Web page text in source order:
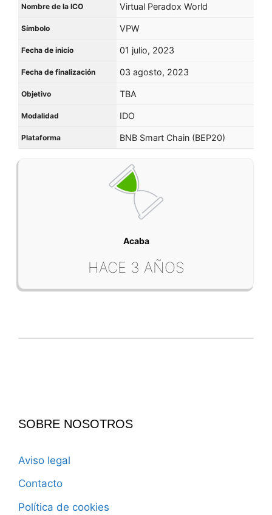
Nombre de la ICO Virtual Peradox World
Símbolo VPW
Fecha de inicio 01 julio, 2023
Fecha de finalización 03 agosto, 2023
Objetivo TBA
Modalidad IDO
Plataforma BNB Smart Chain (BEP20)
Acaba
HACE 3 AÑOS
SOBRE NOSOTROS
Aviso legal
Contacto
Política de cookies